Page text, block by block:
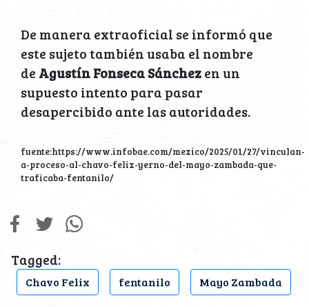
De manera extraoficial se informó que
este sujeto también usaba el nombre
de Agustín Fonseca Sánchezen un
supuesto intento para pasar
desapercibido ante las autoridades.
fuente:https://www.infobae.com/mexico/2025/01/27/vinculan-
a-proceso-al-chavo-felix-yerno-del-mayo-zambada-que-
traficaba-fentanilo/
Tagged:
Chavo Felix fentanilo Mayo Zambada